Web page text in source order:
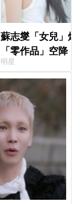
蘇志燮「女兒」
「零作品」空降
片被挖出網驚呆
明星